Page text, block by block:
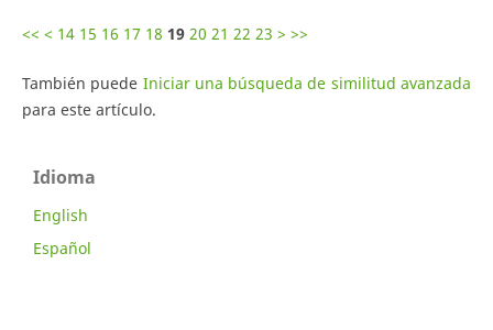
<< < 14 15 16 17 18 19 20 21 22 23 > >>
También puede Iniciar una búsqueda de similitud avanzada
para este artículo.
Idioma
English
Español